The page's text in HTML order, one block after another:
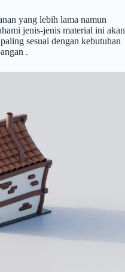
yang lebih lama namun
jenis-jenis material ini akan
sesuai dengan kebutuhan
.